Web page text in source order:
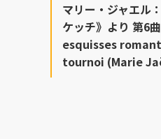
マリー・ジャエル
ケッチ》より 第6
esquisses
tournoi (Marie